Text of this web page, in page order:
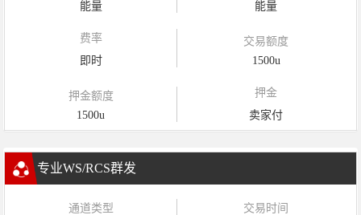
能量
能量
费率
即时
交易额度
1500u
押金额度
1500u
押金
卖家付
专业WS/RCS群发
通道类型
交易时间